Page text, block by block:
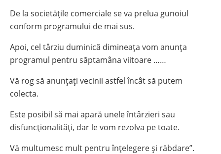
De la societățile comerciale se va prelua gunoiul
conform programului de mai sus.
Apoi, cel târziu duminică dimineața vom anunța
programul pentru săptamâna viitoare ……
Vă rog să anunțați vecinii astfel încât să putem
colecta.
Este posibil să mai apară unele întârzieri sau
disfuncționalități, dar le vom rezolva pe toate.
Vă multumesc mult pentru înțelegere și răbdare”.